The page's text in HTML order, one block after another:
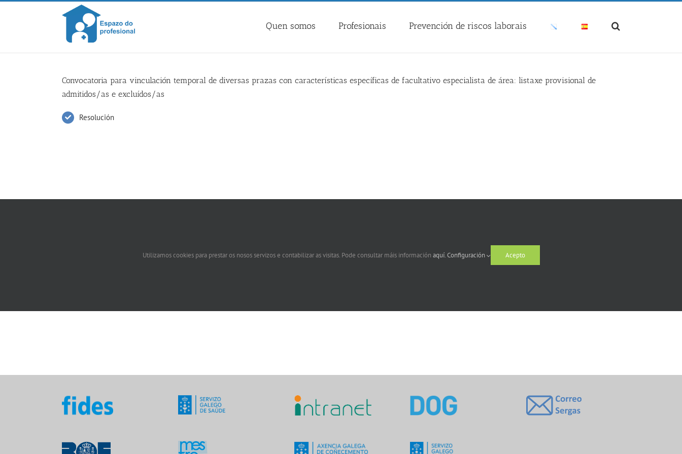
Skip
Quen somos Profesionais Prevención de riscos laborais
Convocatoria para vinculación temporal de diversas prazas con características específicas de facultativo especialista de área: listaxe provisional de
admitidos/as e excluídos/as
Resolución
Utilizamos cookies para prestar os nosos servizos e contabilizar as visitas. Pode consultar máis información aquí.Configuración Acepto